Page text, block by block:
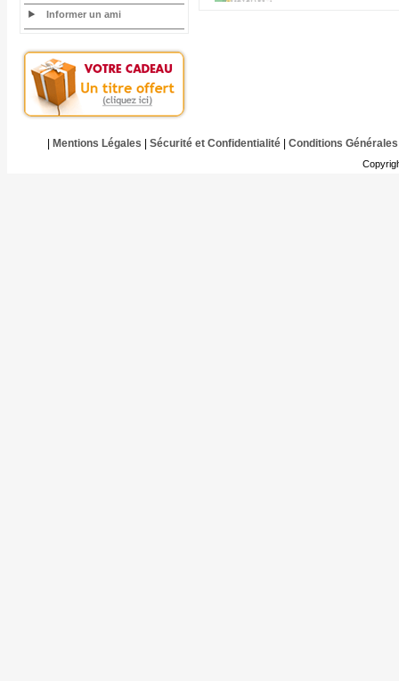
Informer un ami
Mentions Légales Sécurité et Confidentialité| Conditions Générales